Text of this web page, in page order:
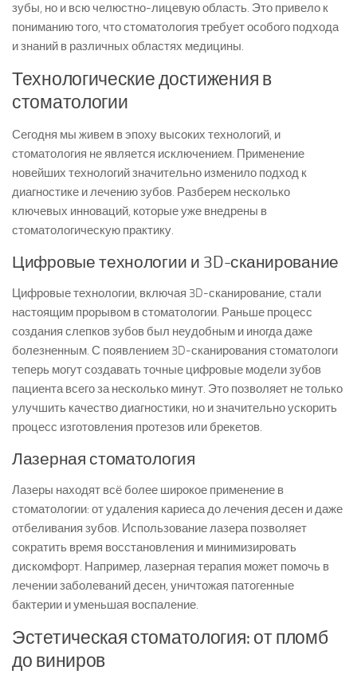
зубы, но и всю челюстно-лицевую область. Это привело к
пониманию того, что стоматология требует особого подхода
и знаний в различных областях медицины.
Технологические достижения в
стоматологии
Сегодня мы живем в эпоху высоких технологий, и
стоматология не является исключением. Применение
новейших технологий значительно изменило подход к
диагностике и лечению зубов. Разберем несколько
ключевых инноваций, которые уже внедрены в
стоматологическую практику.
Цифровые технологии и 3D-сканирование
Цифровые технологии, включая 3D-сканирование, стали
настоящим прорывом в стоматологии. Раньше процесс
создания слепков зубов был неудобным и иногда даже
болезненным. С появлением 3D-сканирования стоматологи
теперь могут создавать точные цифровые модели зубов
пациента всего за несколько минут. Это позволяет не только
улучшить качество диагностики, но и значительно ускорить
процесс изготовления протезов или брекетов.
Лазерная стоматология
Лазеры находят всё более широкое применение в
стоматологии: от удаления кариеса до лечения десен и даже
отбеливания зубов. Использование лазера позволяет
сократить время восстановления и минимизировать
дискомфорт. Например, лазерная терапия может помочь в
лечении заболеваний десен, уничтожая патогенные
бактерии и уменьшая воспаление.
Эстетическая стоматология: от пломб
до виниров